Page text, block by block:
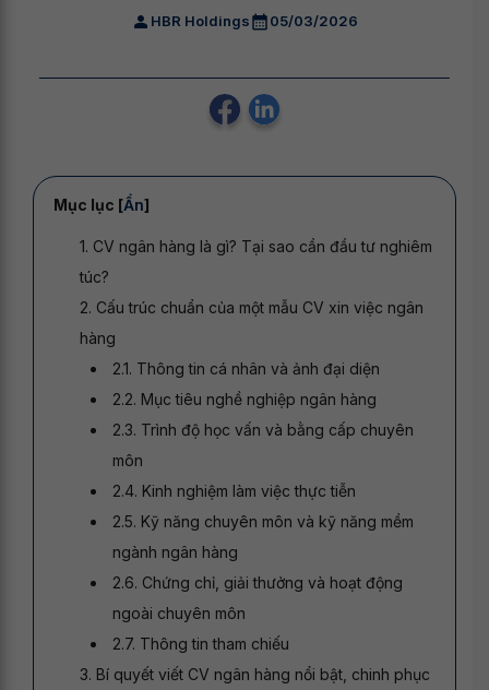
HBR Holdings 05/03/2026
Mục lục [Ẩn]
1. CV ngân hàng là gì? Tại sao cần đầu tư nghiêm
túc?
2. Cấu trúc chuẩn của một mẫu CV xin việc ngân
hàng
2.1. Thông tin cá nhân và ảnh đại diện
2.2. Mục tiêu nghề nghiệp ngân hàng
2.3. Trình độ học vấn và bằng cấp chuyên
môn
2.4. Kinh nghiệm làm việc thực tiễn
2.5. Kỹ năng chuyên môn và kỹ năng mềm
ngành ngân hàng
2.6. Chứng chỉ, giải thưởng và hoạt động
ngoài chuyên môn
2.7. Thông tin tham chiếu
3. Bí quyết viết CV ngân hàng nổi bật, chinh phục